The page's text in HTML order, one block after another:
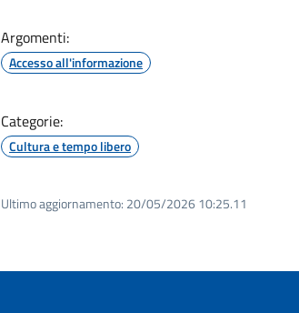
Argomenti:
Accesso all'informazione
Categorie:
Cultura e tempo libero
Ultimo aggiornamento: 20/05/2026 10:25.11